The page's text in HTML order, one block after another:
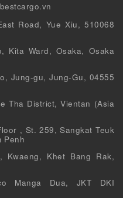
Road, Yue Xiu, 510068
Kita Ward, Osaka, Osaka
Jung-gu, Jung-Gu, 04555
Tha District, Vientan (Asia
, St. 259, Sangkat Teuk
Penh
Kwaeng, Khet Bang Rak,
Manga Dua, JKT DKI